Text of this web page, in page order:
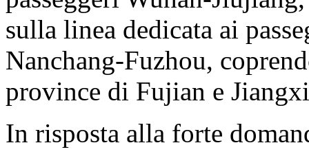
sulla linea dedicata ai
Nanchang-Fuzhou,
province di Fujian e
In risposta alla forte